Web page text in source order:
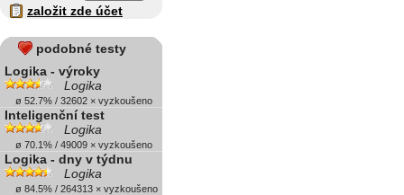
založit zde účet
podobné testy
Logika - výroky
Logika
ø 52.7% / 32602 × vyzkoušeno
Inteligenční test
Logika
ø 70.1% / 49009 × vyzkoušeno
Logika - dny v týdnu
Logika
ø 84.5% / 264313 × vyzkoušeno